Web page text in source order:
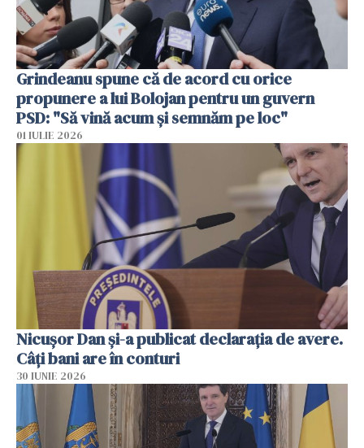
Grindeanu spune că de acord cu orice
propunere a lui Bolojan pentru un guvern
PSD: "Să vină acum și semnăm pe loc"
01 IULIE 2026
Nicuşor Dan şi-a publicat declaraţia de avere.
Câți bani are în conturi
30 IUNIE 2026